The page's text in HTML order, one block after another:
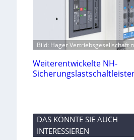
Bild: Hager Vertriebsgesellschaft
Weiterentwickelte NH-
DAS KÖNNTE SIE AUCH
INTERESSIEREN